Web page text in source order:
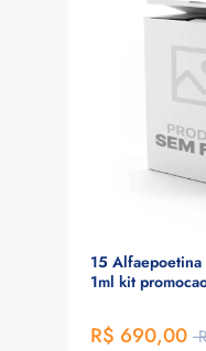
15
1ml kit
R$ 690,00